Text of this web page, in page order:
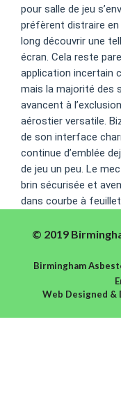
pour salle de jeu
préfèrent distraire
long découvrir une
écran. Cela reste
application incertain
mais la majorité des
avancent à
aérostier versatile.
de son interface
continue d’emblée
de jeu un peu. Le
brin sécurisée et
dans courbe à
© 2019
Birmingham
Web Designed &